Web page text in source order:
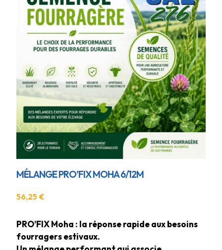
MÉLANGE PRO’FIX MOHA 6/12M
56,25 €
PRO’FIX Moha : la réponse rapide aux besoins
fourragers estivaux.